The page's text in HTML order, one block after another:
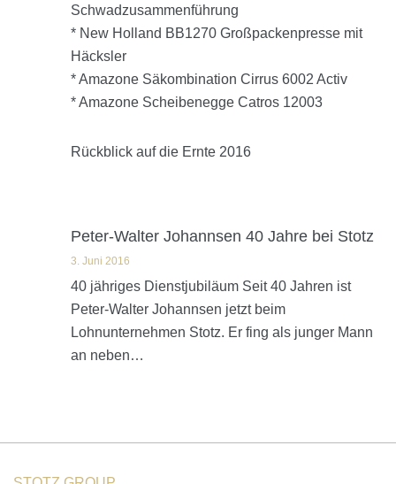
Schwadzusammenführung
* New Holland BB1270 Großpackenpresse mit
Häcksler
* Amazone Säkombination Cirrus 6002 Activ
* Amazone Scheibenegge Catros 12003
Rückblick auf die Ernte 2016
Peter-Walter Johannsen 40 Jahre bei Stotz
3. Juni 2016
40 jähriges Dienstjubiläum Seit 40 Jahren ist
Peter-Walter Johannsen jetzt beim
Lohnunternehmen Stotz. Er fing als junger Mann
an neben…